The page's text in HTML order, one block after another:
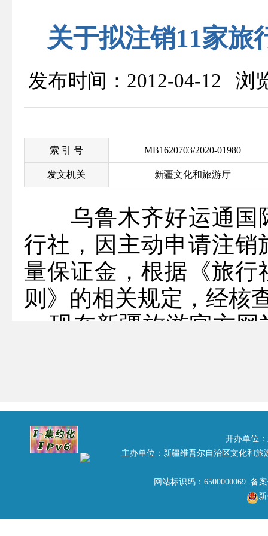
关于拟注销11家旅
发布时间：2012-04-12 浏
索 引 号 MB1620703/2020-01980
发文机关 新疆文化和旅游厅
乌鲁木齐好运通国
行社，因主动申请注
量保证金，根据《旅
则》的相关规定，经核
现在新疆旅游官方
联系人：云新军 电话
拟注销《旅行社业务经
1、乌鲁木齐好运
2、巴州文化旅行社
开办单位
主办单位：新疆维吾尔自治区文化和
网站标识码：6500000069 备